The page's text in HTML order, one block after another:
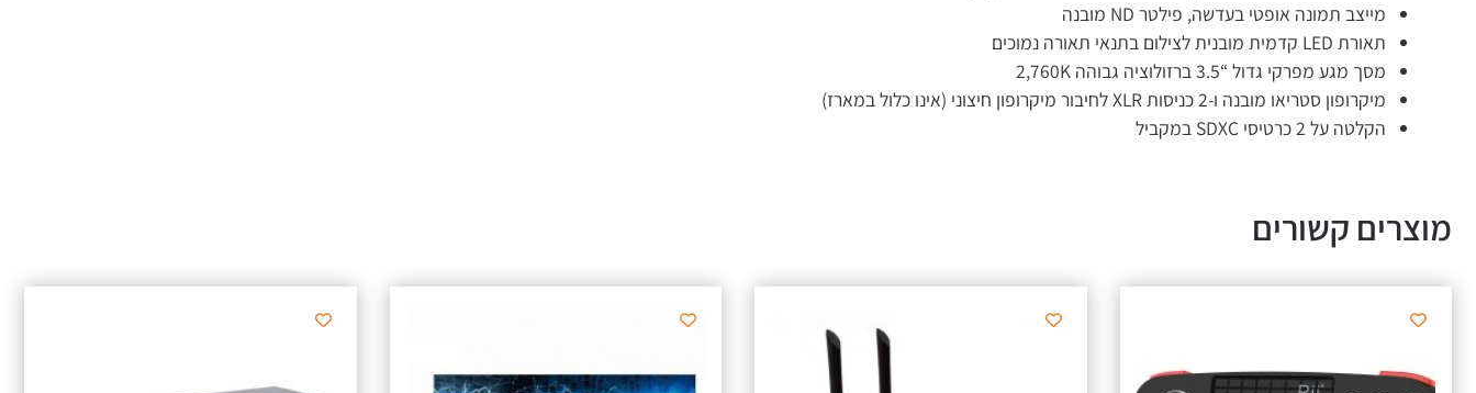
מייצב תמונה אופטי בעדשה, פילטר ND מובנה
תאורת LED קדמית מובנית לצילום בתנאי תאורה נמוכים
מסך מגע מפרקי גדול “3.5 ברזולוציה גבוהה 2,760K
מיקרופון סטריאו מובנה ו-2 כניסות XLR לחיבור מיקרופון חיצוני (אינו כלול במארז)
הקלטה על 2 כרטיסי SDXC במקביל
מוצרים קשורים